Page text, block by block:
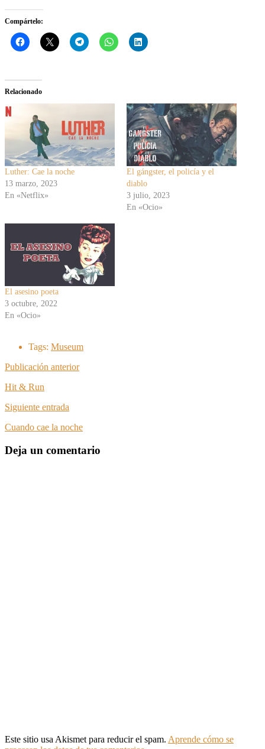
Compártelo:
Relacionado
Luther: Cae la noche
13 marzo, 2023
En «Netflix»
El gángster, el policía y el
diablo
3 julio, 2023
En «Ocio»
El asesino poeta
3 octubre, 2022
En «Ocio»
Tags: Museum
Publicación anterior
Hit & Run
Siguiente entrada
Cuando cae la noche
Deja un comentario
Este sitio usa Akismet para reducir el spam. Aprende cómo se